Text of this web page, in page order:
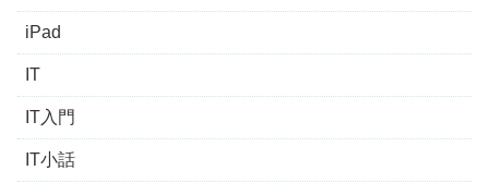
iPad
IT
IT入門
IT小話